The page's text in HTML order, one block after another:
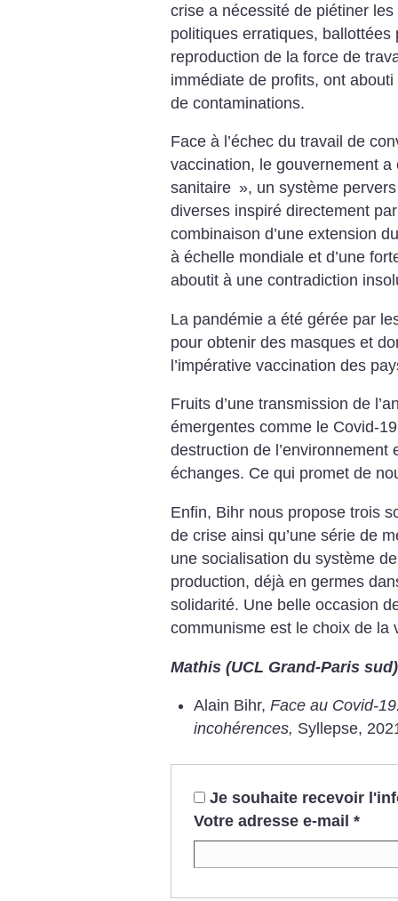
crise a nécessité de piétiner
politiques erratiques,
reproduction de la force de
immédiate de profits, ont abouti
de contaminations.
Face à l’échec du travail de
vaccination, le gouvernement a
sanitaire », un système
diverses inspiré directement
combinaison d’une extension
à échelle mondiale et d’une
aboutit à une contradiction
La pandémie a été gérée par
pour obtenir des masques et
l’impérative vaccination des
Fruits d’une transmission de
émergentes comme le Covid-
destruction de l’environnement
échanges. Ce qui promet de
Enfin, Bihr nous propose trois
de crise ainsi qu’une série de
une socialisation du système
production, déjà en germes
solidarité. Une belle occasion
communisme est le choix de la
Mathis (UCL Grand-Paris sud)
Alain Bihr,Face au Covid-
incohérences, Syllepse,
Je souhaite recevoir
Votre adresse e-mail *